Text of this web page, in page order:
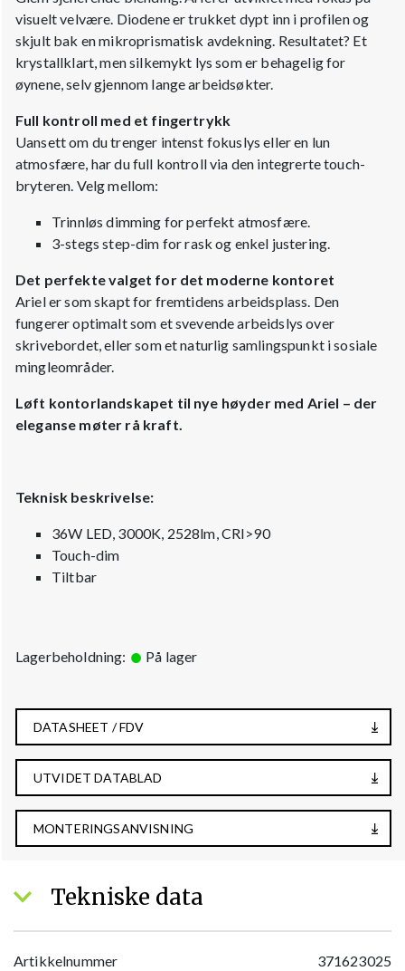
visuelt velvære. Diodene er trukket dypt inn i profilen og
skjult bak en mikroprismatisk avdekning. Resultatet? Et
krystallklart, men silkemykt lys som er behagelig for
øynene, selv gjennom lange arbeidsøkter.
Full kontroll med et fingertrykk
Uansett om du trenger intenst fokuslys eller en lun
atmosfære, har du full kontroll via den integrerte touch-
bryteren. Velg mellom:
Trinnløs dimming for perfekt atmosfære.
3-stegs step-dim for rask og enkel justering.
Det perfekte valget for det moderne kontoret
Ariel er som skapt for fremtidens arbeidsplass. Den
fungerer optimalt som et svevende arbeidslys over
skrivebordet, eller som et naturlig samlingspunkt i sosiale
mingleområder.
Løft kontorlandskapet til nye høyder med Ariel – der
eleganse møter rå kraft.
Teknisk beskrivelse:
36W LED, 3000K, 2528lm, CRI>90
Touch-dim
Tiltbar
Lagerbeholdning: På lager
DATASHEET / FDV
UTVIDET DATABLAD
MONTERINGSANVISNING
Tekniske data
Artikkelnummer 371623025